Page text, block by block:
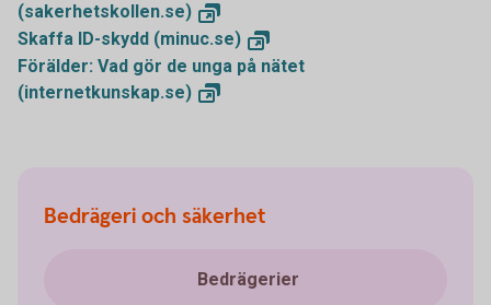
(sakerhetskollen.se)
Skaffa ID-skydd (minuc.se)
Förälder: Vad gör de unga på nätet
(internetkunskap.se)
Bedrägeri och säkerhet
Bedrägerier